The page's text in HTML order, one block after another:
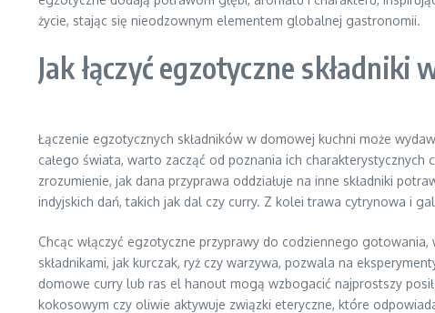
życie, stając się nieodzownym elementem globalnej gastronomii.
Jak łączyć egzotyczne
Łączenie egzotycznych składników w domowej kuchni może
całego świata, warto zacząć od poznania ich
zrozumienie, jak dana przyprawa oddziałuje na inne składniki
indyjskich dań, takich jak dal czy curry. Z kolei trawa cytrynowa i
Chcąc włączyć egzotyczne przyprawy do codziennego
składnikami, jak kurczak, ryż czy warzywa, pozwala na
domowe curry lub ras el hanout mogą wzbogacić najprostszy
kokosowym czy oliwie aktywuje związki eteryczne, które